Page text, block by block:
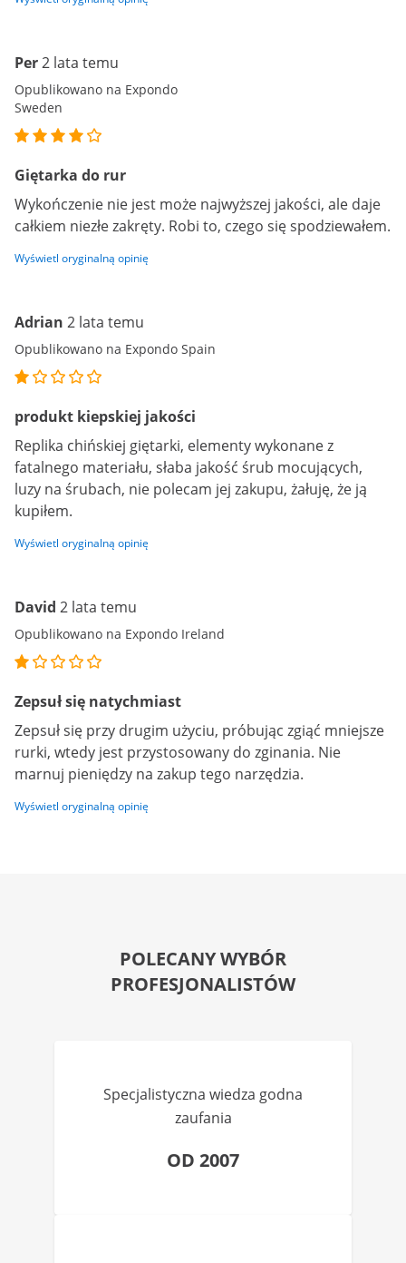
Per2 lata temu
Opublikowano na Expondo
Sweden
Giętarka do rur
Wykończenie nie jest może najwyższej jakości, ale daje
całkiem niezłe zakręty. Robi to, czego się spodziewałem.
Wyświetl oryginalną opinię
Adrian 2 lata temu
Opublikowano na Expondo Spain
produkt kiepskiej jakości
Replika chińskiej giętarki, elementy wykonane z
fatalnego materiału, słaba jakość śrub mocujących,
luzy na śrubach, nie polecam jej zakupu, żałuję, że ją
kupiłem.
Wyświetl oryginalną opinię
David 2 lata temu
Opublikowano na Expondo Ireland
Zepsuł się natychmiast
Zepsuł się przy drugim użyciu, próbując zgiąć mniejsze
rurki, wtedy jest przystosowany do zginania. Nie
marnuj pieniędzy na zakup tego narzędzia.
Wyświetl oryginalną opinię
POLECANY WYBÓR
PROFESJONALISTÓW
Specjalistyczna wiedza godna
zaufania
OD 2007